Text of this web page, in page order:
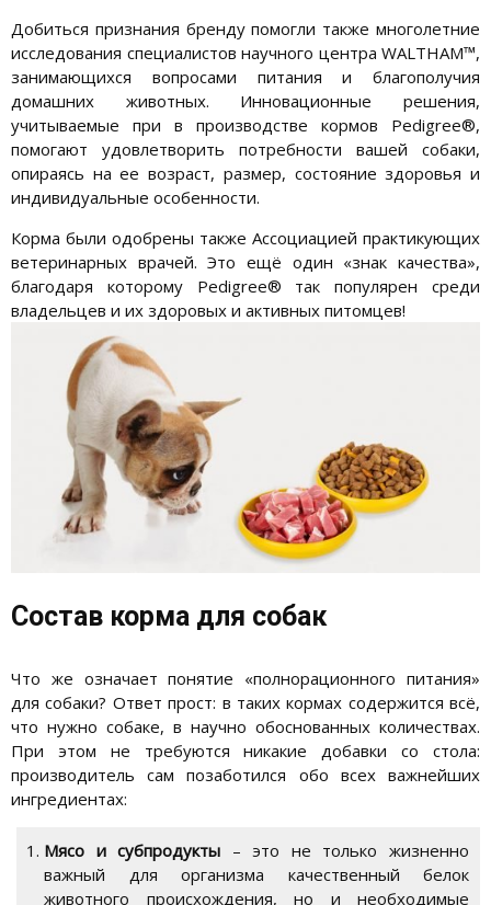
Добиться признания бренду помогли также многолетние
исследования специалистов научного центра WALTHAM™,
занимающихся вопросами питания и благополучия
домашних животных. Инновационные решения,
учитываемые при в производстве кормов Pedigree®,
помогают удовлетворить потребности вашей собаки,
опираясь на ее возраст, размер, состояние здоровья и
индивидуальные особенности.
Корма были одобрены также Ассоциацией практикующих
ветеринарных врачей. Это ещё один «знак качества»,
благодаря которому Pedigree® так популярен среди
владельцев и их здоровых и активных питомцев!
Состав корма для собак
Что же означает понятие «полнорационного питания»
для собаки? Ответ прост: в таких кормах содержится всё,
что нужно собаке, в научно обоснованных количествах.
При этом не требуются никакие добавки со стола:
производитель сам позаботился обо всех важнейших
ингредиентах:
Мясо и субпродукты – это не только жизненно
важный для организма качественный белок
животного происхождения, но и необходимые